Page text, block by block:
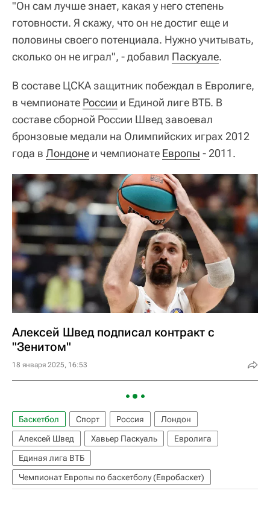
"Он сам лучше знает, какая у него степень
готовности. Я скажу, что он не достиг еще и
половины своего потенциала. Нужно учитывать,
сколько он не играл", - добавил Паскуале.
В составе ЦСКА защитник побеждал в Евролиге,
в чемпионате России и Единой лиге ВТБ. В
составе сборной России Швед завоевал
бронзовые медали на Олимпийских играх 2012
года в Лондоне и чемпионате Европы - 2011.
Алексей Швед подписал контракт с
"Зенитом"
18 января 2025, 16:53
Баскетбол Спорт Россия
Лондон
Алексей Швед
Хавьер Паскуаль
Евролига
Единая лига ВТБ
Чемпионат Европы по баскетболу (Евробаскет)